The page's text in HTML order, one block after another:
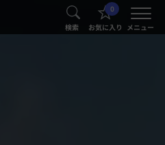
検索
0
お気に入り メニュー
®